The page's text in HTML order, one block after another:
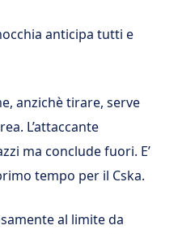
anticipa tutti e
anzichè tirare, serve
L’attaccante
ma conclude fuori. E’
tempo per il Cska.
al limite da